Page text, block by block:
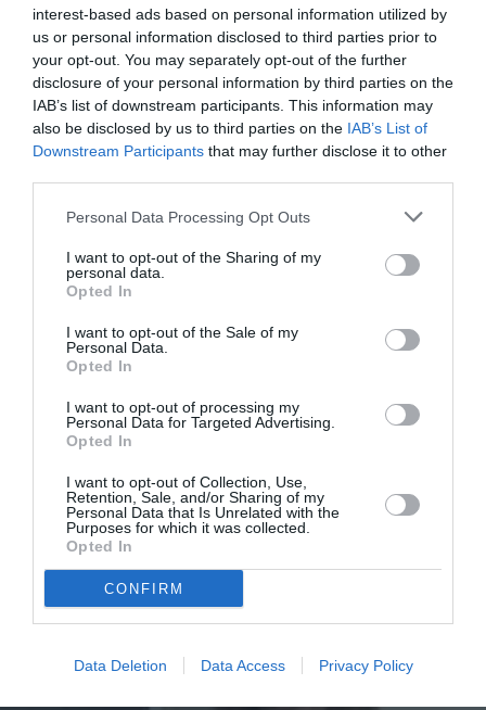
interest-based ads based on personal information utilized by
us or personal information disclosed to third parties prior to
your opt-out. You may separately opt-out of the further
disclosure of your personal information by third parties on the
IAB’s list of downstream participants. This information may
also be disclosed by us to third parties on the IAB’s List of
Downstream Participants that may further disclose it to other
Personal Data Processing Opt Outs
I want to opt-out of the Sharing of my
personal data.
Opted In
I want to opt-out of the Sale of my
Personal Data.
Opted In
I want to opt-out of processing my
Personal Data for Targeted Advertising.
Opted In
I want to opt-out of Collection, Use,
Retention, Sale, and/or Sharing of my
Personal Data that Is Unrelated with the
Purposes for which it was collected.
Opted In
CONFIRM
Data Deletion Data Access Privacy Policy
Πρώην πρωταθλήτρια ενόργανης
γυμναστικής έκανε μήνυση στον
πρώην προπονητή της για
ασέλγεια και απόπειρα βιασμού
ByMcteam